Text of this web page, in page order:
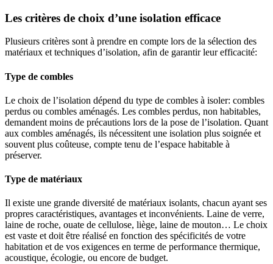
Les critères de choix d’une isolation efficace
Plusieurs critères sont à prendre en compte lors de la sélection des
matériaux et techniques d’isolation, afin de garantir leur efficacité:
Type de combles
Le choix de l’isolation dépend du type de combles à isoler: combles
perdus ou combles aménagés. Les combles perdus, non habitables,
demandent moins de précautions lors de la pose de l’isolation. Quant
aux combles aménagés, ils nécessitent une isolation plus soignée et
souvent plus coûteuse, compte tenu de l’espace habitable à
préserver.
Type de matériaux
Il existe une grande diversité de matériaux isolants, chacun ayant ses
propres caractéristiques, avantages et inconvénients. Laine de verre,
laine de roche, ouate de cellulose, liège, laine de mouton… Le choix
est vaste et doit être réalisé en fonction des spécificités de votre
habitation et de vos exigences en terme de performance thermique,
acoustique, écologie, ou encore de budget.